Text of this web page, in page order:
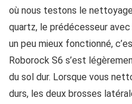
où nous testons le
quartz, le prédécesseur
un peu mieux fonctionné,
Roborock S6 s’est
du sol dur. Lorsque vous
durs, les deux brosses